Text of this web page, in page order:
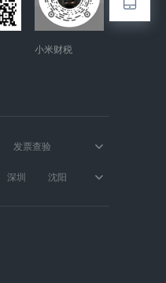
小米财税
发票查验
深圳
沈阳